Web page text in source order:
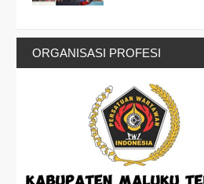
ORGANISASI PROFESI